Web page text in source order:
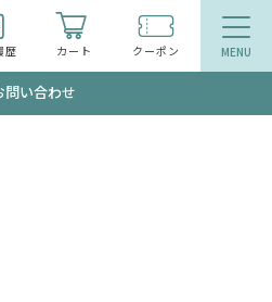
歴 カート クーポン
問い合わせ